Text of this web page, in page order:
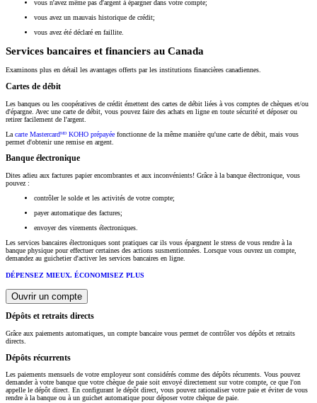
vous n'avez même pas d'argent à épargner dans votre compte;
vous avez un mauvais historique de crédit;
vous avez été déclaré en faillite.
Services bancaires et financiers au Canada
Examinons plus en détail les avantages offerts par les institutions financières canadiennes.
Cartes de débit
Les banques ou les coopératives de crédit émettent des cartes de débit liées à vos comptes de chèques et/ou
d'épargne. Avec une carte de débit, vous pouvez faire des achats en ligne en toute sécurité et déposer ou
retirer facilement de l'argent.
La carte Mastercardᴹᴰ KOHO prépayée fonctionne de la même manière qu'une carte de débit, mais vous
permet d'obtenir une remise en argent.
Banque électronique
Dites adieu aux factures papier encombrantes et aux inconvénients! Grâce à la banque électronique, vous
pouvez :
contrôler le solde et les activités de votre compte;
payer automatique des factures;
envoyer des virements électroniques.
Les services bancaires électroniques sont pratiques car ils vous épargnent le stress de vous rendre à la
banque physique pour effectuer certaines des actions susmentionnées. Lorsque vous ouvrez un compte,
demandez au guichetier d'activer les services bancaires en ligne.
DÉPENSEZ MIEUX. ÉCONOMISEZ PLUS
Ouvrir un compte
Dépôts et retraits directs
Grâce aux paiements automatiques, un compte bancaire vous permet de contrôler vos dépôts et retraits
directs.
Dépôts récurrents
Les paiements mensuels de votre employeur sont considérés comme des dépôts récurrents. Vous pouvez
demander à votre banque que votre chèque de paie soit envoyé directement sur votre compte, ce que l'on
appelle le dépôt direct. En configurant le dépôt direct, vous pouvez rationaliser votre paie et éviter de vous
rendre à la banque ou à un guichet automatique pour déposer votre chèque de paie.